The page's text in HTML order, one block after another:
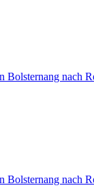
Bolsternang nach
Bolsternang nach